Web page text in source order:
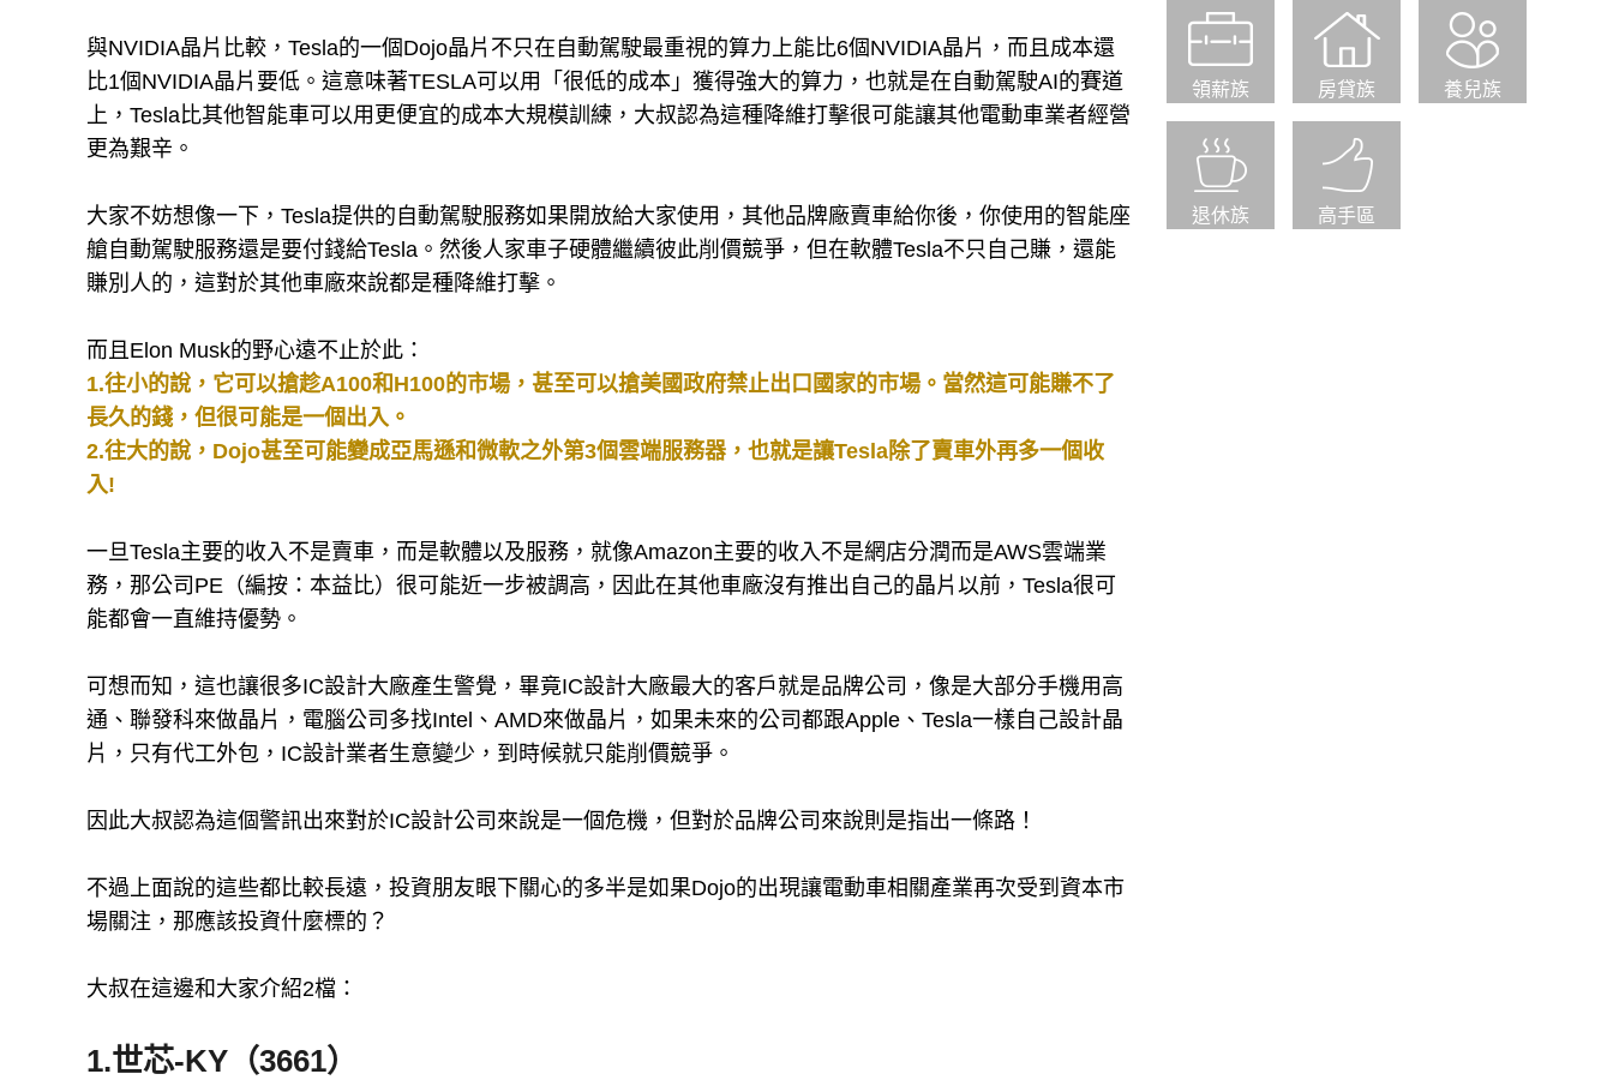
與NVIDIA晶片比較，Tesla的一個Dojo晶片不只在自動駕駛最重視的算力上能比6個NVIDIA晶片，而且成本還
比1個NVIDIA晶片要低。這意味著TESLA可以用「很低的成本」獲得強大的算力，也就是在自動駕駛AI的賽道
上，Tesla比其他智能車可以用更便宜的成本大規模訓練，大叔認為這種降維打擊很可能讓其他電動車業者經營
更為艱辛。
大家不妨想像一下，Tesla提供的自動駕駛服務如果開放給大家使用，其他品牌廠賣車給你後，你使用的智能座
艙自動駕駛服務還是要付錢給Tesla。然後人家車子硬體繼續彼此削價競爭，但在軟體Tesla不只自己賺，還能
賺別人的，這對於其他車廠來說都是種降維打擊。
而且Elon Musk的野心遠不止於此：
1.往小的說，它可以搶趁A100和H100的市場，甚至可以搶美國政府禁止出口國家的市場。當然這可能賺不了
長久的錢，但很可能是一個出入。
2.往大的說，Dojo甚至可能變成亞馬遜和微軟之外第3個雲端服務器，也就是讓Tesla除了賣車外再多一個收
入!
一旦Tesla主要的收入不是賣車，而是軟體以及服務，就像Amazon主要的收入不是網店分潤而是AWS雲端業
務，那公司PE（編按：本益比）很可能近一步被調高，因此在其他車廠沒有推出自己的晶片以前，Tesla很可
能都會一直維持優勢。
可想而知，這也讓很多IC設計大廠產生警覺，畢竟IC設計大廠最大的客戶就是品牌公司，像是大部分手機用高
通、聯發科來做晶片，電腦公司多找Intel、AMD來做晶片，如果未來的公司都跟Apple、Tesla一樣自己設計晶
片，只有代工外包，IC設計業者生意變少，到時候就只能削價競爭。
因此大叔認為這個警訊出來對於IC設計公司來說是一個危機，但對於品牌公司來說則是指出一條路！
不過上面說的這些都比較長遠，投資朋友眼下關心的多半是如果Dojo的出現讓電動車相關產業再次受到資本市
場關注，那應該投資什麼標的？
大叔在這邊和大家介紹2檔：
1.世芯-KY（3661）
領薪族 房貸族 養兒族
退休族 高手區